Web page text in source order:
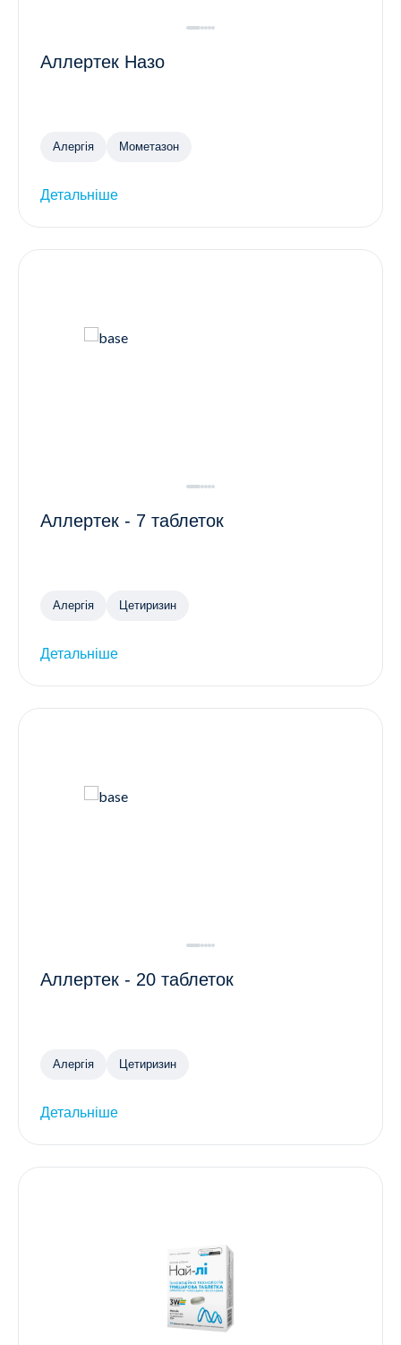
Аллертек Назо
Алергія Мометазон
Детальніше
Аллертек - 7 таблеток
Алергія Цетиризин
Детальніше
Аллертек - 20 таблеток
Алергія Цетиризин
Детальніше